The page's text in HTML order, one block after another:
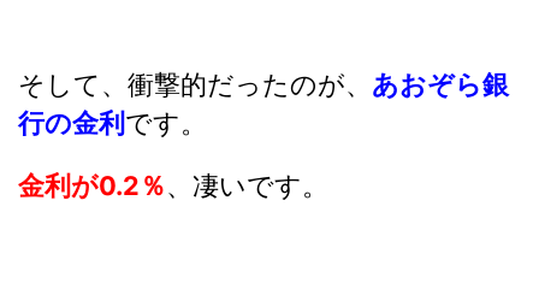
そして、衝撃的だったのが、 あおぞら銀
行の金利 です。
金利が0.2％、凄いです。